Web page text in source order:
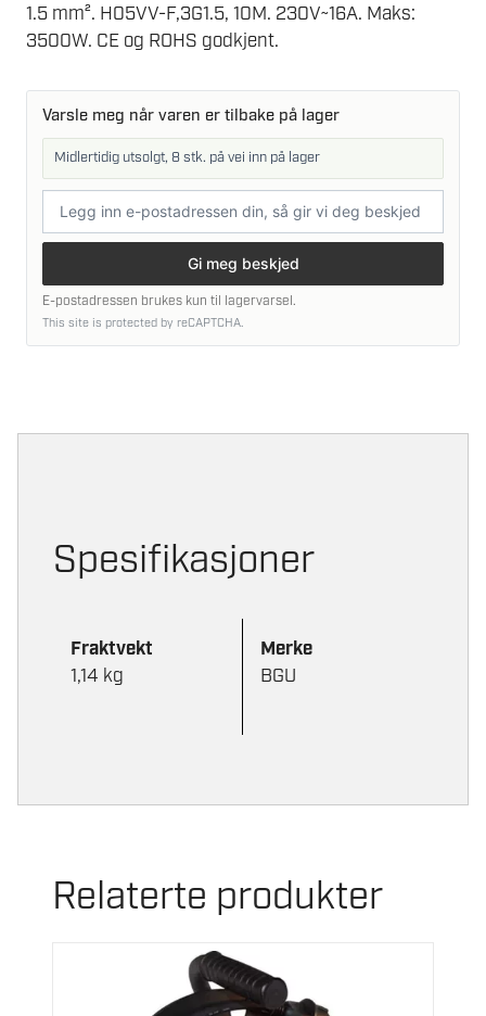
1.5 mm². H05VV-F,3G1.5, 10M. 230V~16A. Maks:
3500W. CE og ROHS godkjent.
Varsle meg når varen er tilbake på lager
Midlertidig utsolgt, 8 stk. på vei inn på lager
postadresse
Gi meg beskjed
E-postadressen brukes kun til lagervarsel.
This site is protected by reCAPTCHA.
Spesifikasjoner
Fraktvekt
1,14 kg
Merke
BGU
Relaterte produkter